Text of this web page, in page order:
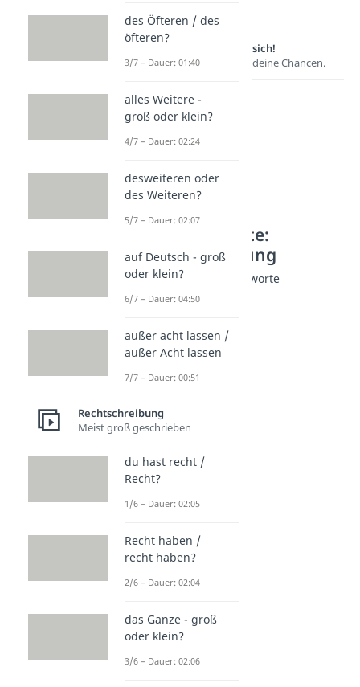
Lernen lohnt sich!
Entdecke hier deine Chancen.
Weitere Inhalte:
Rechtschreibung
Ausländische Jugendworte
Alman
tamam
Dauer: 01:54
Blyat Bedeutung
Dauer: 01:47
Dauer: 02:42
Azzlack
des Öfteren / des
öfteren?
3/7 – Dauer: 01:40
alles Weitere -
groß oder klein?
4/7 – Dauer: 02:24
desweiteren oder
des Weiteren?
5/7 – Dauer: 02:07
auf Deutsch - groß
oder klein?
6/7 – Dauer: 04:50
außer acht lassen /
außer Acht lassen
7/7 – Dauer: 00:51
Rechtschreibung
Meist groß geschrieben
du hast recht /
Recht?
1/6 – Dauer: 02:05
Recht haben /
recht haben?
2/6 – Dauer: 02:04
das Ganze - groß
oder klein?
3/6 – Dauer: 02:06